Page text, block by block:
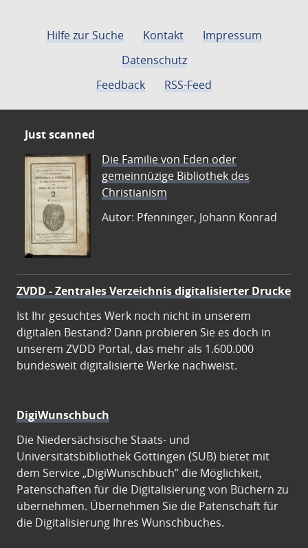
Hilfe zur Suche Kontakt
Impressum
Datenschutz
Feedback
RSS-Feed
Just scanned
Die Familie von Eden oder
gemeinnüzige Bibliothek des
Christianism
Autor: Pfenninger, Johann Konrad
ZVDD - Zentrales Verzeichnis digitalisierter Drucke
Ist Ihr gesuchtes Werk noch nicht in unserem
digitalen Bestand? Dann probieren Sie es doch in
unserem ZVDD Portal, das mehr als 1.600.000
bundesweit digitalisierte Werke nachweist.
DigiWunschbuch
Die Niedersächsische Staats- und
Universitätsbibliothek Göttingen (SUB) bietet mit
dem Service „DigiWunschbuch” die Möglichkeit,
Patenschaften für die Digitalisierung von Büchern zu
übernehmen. Übernehmen Sie die Patenschaft für
die Digitalisierung Ihres Wunschbuches.